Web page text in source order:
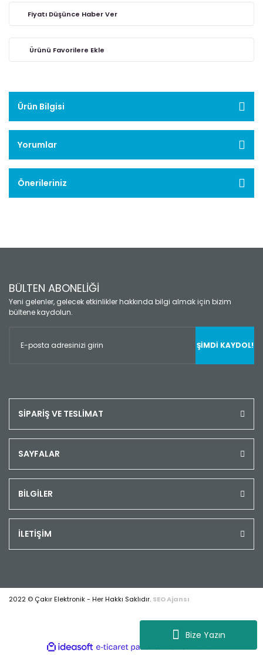
Bize Yazın
Fiyatı Düşünce Haber Ver
Ürün Bilgisi
Yorumlar
Önerileriniz
BÜLTEN ABONELİĞİ
Yeni gelenler, gelecek etkinlikler hakkında bilgi almak için bizim
bültene kaydolun.
ŞİMDİ KAYDOL!
SİPARİŞ VE TESLİMAT
SAYFALAR
BİLGİLER
İLETİŞİM
2022 © Çakır Elektronik - Her Hakkı Saklıdır. SEO Ajansı
ideasoft